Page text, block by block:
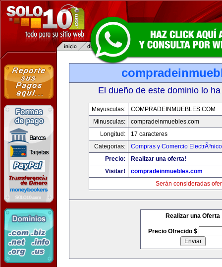
El dueño de este dominio lo
Mayusculas:
COMPRADEINMUEBLES.COM
Minusculas:
compradeinmuebles.com
Longitud:
17 caracteres
Categorias:
Compras y Comercio ElectrÃ³nico
Precio:
Realizar una oferta!
Visitar!
compradeinmuebles.com
Serán consideradas
Realizar una Oferta
Precio Ofrecido $